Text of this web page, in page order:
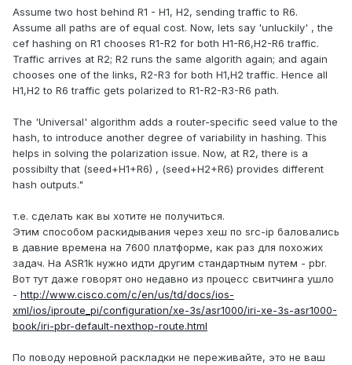
Assume two host behind R1 - H1, H2, sending traffic to R6.
Assume all paths are of equal cost. Now, lets say 'unluckily' , the
cef hashing on R1 chooses R1-R2 for both H1-R6,H2-R6 traffic.
Traffic arrives at R2; R2 runs the same algorith again; and again
chooses one of the links, R2-R3 for both H1,H2 traffic. Hence all
H1,H2 to R6 traffic gets polarized to R1-R2-R3-R6 path.
The 'Universal' algorithm adds a router-specific seed value to the
hash, to introduce another degree of variability in hashing. This
helps in solving the polarization issue. Now, at R2, there is a
possibilty that (seed+H1+R6) , (seed+H2+R6) provides different
hash outputs."
т.е. сделать как вы хотите не получиться.
Этим способом раскидывания через хеш по src-ip баловались
в давние времена на 7600 платформе, как раз для похожих
задач. На ASR1k нужно идти другим стандартным путем - pbr.
Вот тут даже говорят оно недавно из процесс свитчинга ушло
- http://www.cisco.com/c/en/us/td/docs/ios-
xml/ios/iproute_pi/configuration/xe-3s/asr1000/iri-xe-3s-asr1000-
book/iri-pbr-default-nexthop-route.html
По поводу неровной раскладки не переживайте, это не ваш